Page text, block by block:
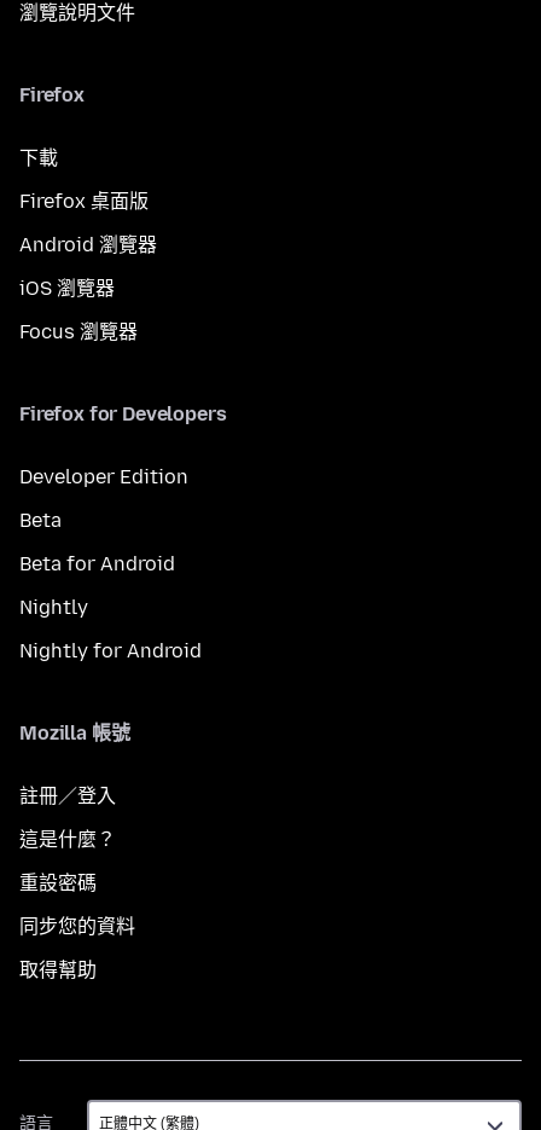
瀏覽說明文件
Firefox
下載
Firefox 桌面版
Android 瀏覽器
iOS 瀏覽器
Focus 瀏覽器
Firefox for Developers
Developer Edition
Beta
Beta for Android
Nightly
Nightly for Android
Mozilla 帳號
註冊／登入
這是什麼？
重設密碼
同步您的資料
取得幫助
語言
語